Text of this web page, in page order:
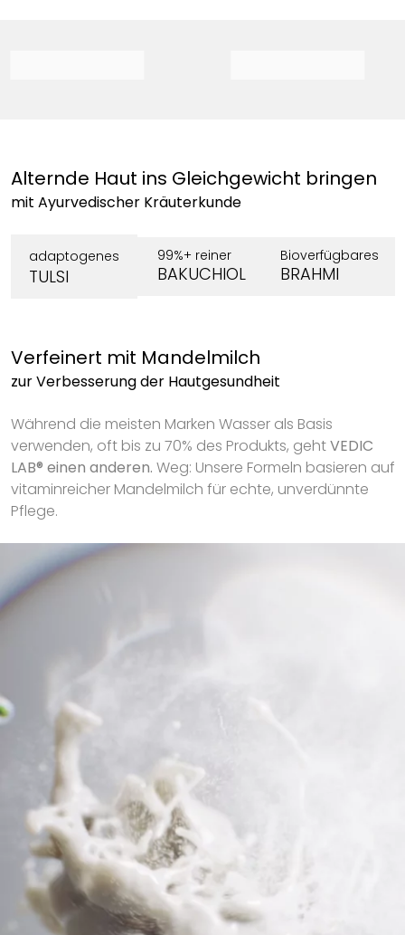
Alternde Haut ins Gleichgewicht bringen
mit Ayurvedischer Kräuterkunde
adaptogenes
TULSI
99%+ reiner
BAKUCHIOL
Bioverfügbares
BRAHMI
Verfeinert mit Mandelmilch
zur Verbesserung der Hautgesundheit
Während die meisten Marken Wasser als Basis
verwenden, oft bis zu 70% des Produkts, gehtVEDIC
LAB® einen anderen. Weg: Unsere Formeln basieren auf
vitaminreicher Mandelmilch für echte, unverdünnte
Pflege.